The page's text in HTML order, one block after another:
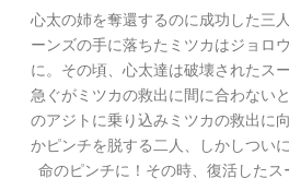
心太の姉を奪還するのに成功した三
ーンズの手に落ちたミツカはジョロ
に。その頃、心太達は破壊されたス
急ぐがミツカの救出に間に合わない
のアジトに乗り込みミツカの救出に
かピンチを脱する二人、しかしつい
命のピンチに！その時、復活した